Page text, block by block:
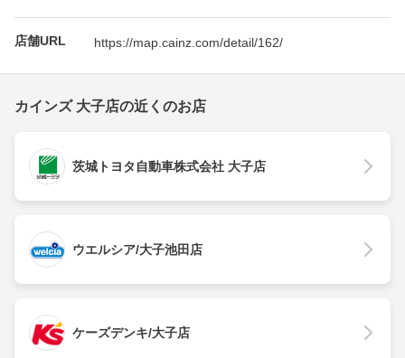
店舗URL https://map.cainz.com/detail/162/
カインズ 大子店の近くのお店
茨城トヨタ自動車株式会社 大子店
ウエルシア/大子池田店
ケーズデンキ/大子店